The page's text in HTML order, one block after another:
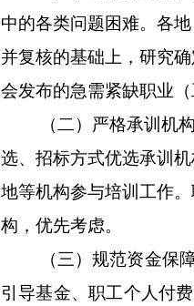
中的各类问题困难。各
并复核的基础上， 研究
会发布的急需紧缺职业
（二）严格承训机
选、招标方式优选承训
地等机构参与培训工作
构，优先考虑。
（三）规范资金保
引导基金、职工个人付